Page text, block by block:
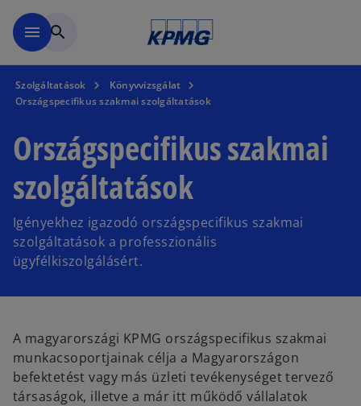
menu search
Szolgáltatások
Könyvvizsgálat
Országspecifikus szakmai szolgáltatások
Országspecifikus szakmai
szolgáltatások
Igényekhez igazodó országspecifikus szakmai
szolgáltatások a professzionális
ügyfélkiszolgálásért.
A magyarországi KPMG országspecifikus szakmai
munkacsoportjainak célja a Magyarországon
befektetést vagy más üzleti tevékenységet tervező
társaságok, illetve a már itt működő vállalatok